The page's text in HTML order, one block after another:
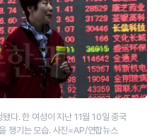
됐다. 한 여성이 지난 11월 10일 중국
챙기는 모습. 사진=AP/연합뉴스